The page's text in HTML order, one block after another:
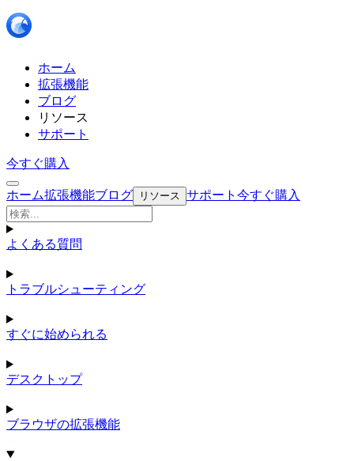
ホーム
拡張機能
ブログ
リソース
サポート
今すぐ購入
ホーム拡張機能ブログ リソース サポート 今すぐ購入
よくある質問
トラブルシューティング
すぐに始められる
デスクトップ
ブラウザの拡張機能